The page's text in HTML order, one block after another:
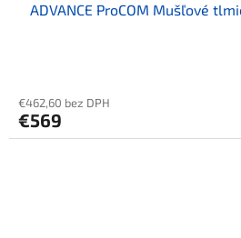
ADVANCE ProCOM Mušľové
€462,60 bez DPH
€569